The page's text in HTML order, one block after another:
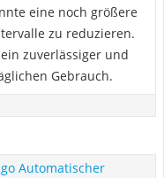
eine noch größere
zu reduzieren.
zuverlässiger und
Gebrauch.
Automatischer